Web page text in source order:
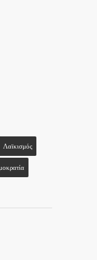
Λαϊκισμός